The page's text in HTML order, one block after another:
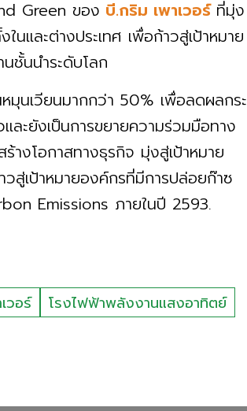
Green ของ บี.กริม เพาเวอร์ ที่มุ่ง
และต่างประเทศ เพื่อก้าวสู่เป้าหมาย
ชั้นนำระดับโลก
มุนเวียนมากกว่า 50% เพื่อลดผลกระ
ละยังเป็นการขยายความร่วมมือทาง
างโอกาสทางธุรกิจ มุ่งสู่เป้าหมาย
สู่เป้าหมายองค์กรที่มีการปล่อยก๊าซ
Emissions ภายในปี 2593.
วอร์
โรงไฟฟ้าพลังงานแสงอาทิตย์